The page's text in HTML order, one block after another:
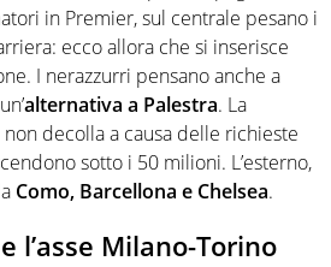
in Premier, sul centrale pesano i
ecco allora che si inserisce
I nerazzurri pensano anche a
alternativa a Palestra. La
non decolla a causa delle richieste
sotto i 50 milioni. L’esterno,
Como, Barcellona e Chelsea.
l’asse Milano-Torino